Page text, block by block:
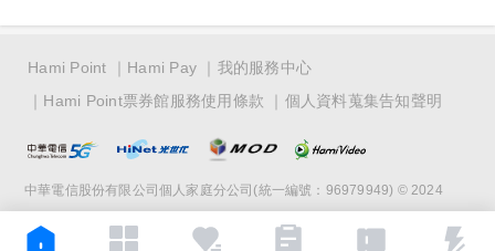
Hami Point Hami Pay
我的服務中心
Hami Point票券館服務使用條款
個人資料蒐集告知聲明
中華電信股份有限公司個人家庭分公司(統一編號：96979949) © 2024